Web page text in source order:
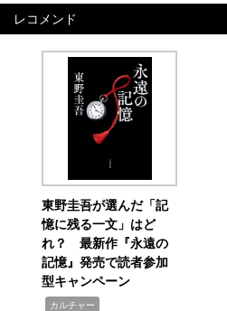
レコメンド
東野圭吾が選んだ「記
憶に残る一文」はど
れ？ 最新作『永遠の
記憶』発売で読者参加
型キャンペーン
カルチャー